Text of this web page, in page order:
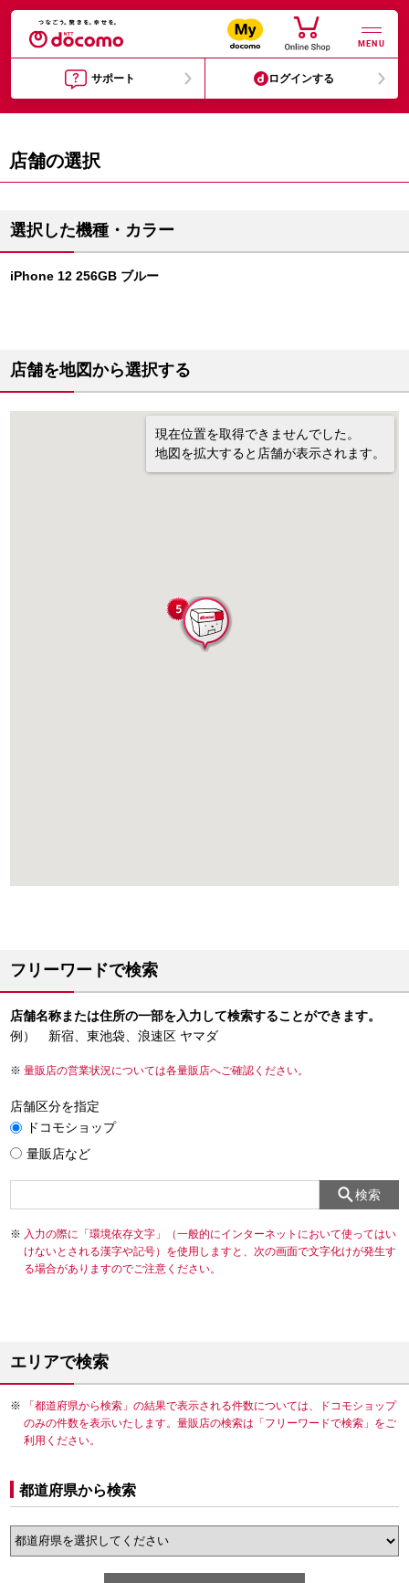
MENU
サポート ログインする
店舗の選択
選択した機種・カラー
iPhone 12 256GB ブルー
店舗を地図から選択する
現在位置を取得できませんでした。
地図を拡大すると店舗が表示されます。
フリーワードで検索
店舗名称または住所の一部を入力して検索することができます。
例） 新宿、東池袋、浪速区 ヤマダ
量販店の営業状況については各量販店へご確認ください。
店舗区分を指定
ドコモショップ
量販店など
検索
入力の際に「環境依存文字」（一般的にインターネットにおいて使ってはい
けないとされる漢字や記号）を使用しますと、次の画面で文字化けが発生す
る場合がありますのでご注意ください。
エリアで検索
「都道府県から検索」の結果で表示される件数については、ドコモショップ
のみの件数を表示いたします。量販店の検索は「フリーワードで検索」をご
利用ください。
都道府県から検索